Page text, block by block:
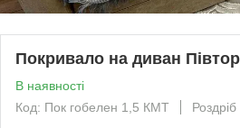
Покривало на диван
В наявності
Код: Пок гобелен 1,5 КМТ
Роздріб